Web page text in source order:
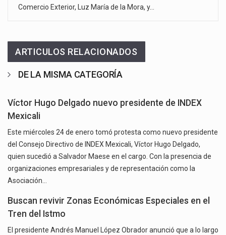
Comercio Exterior, Luz María de la Mora, y…
ARTICULOS RELACIONADOS
DE LA MISMA CATEGORÍA
Víctor Hugo Delgado nuevo presidente de INDEX
Mexicali
Este miércoles 24 de enero tomó protesta como nuevo presidente
del Consejo Directivo de INDEX Mexicali, Víctor Hugo Delgado,
quien sucedió a Salvador Maese en el cargo. Con la presencia de
organizaciones empresariales y de representación como la
Asociación…
Buscan revivir Zonas Económicas Especiales en el
Tren del Istmo
El presidente Andrés Manuel López Obrador anunció que a lo largo